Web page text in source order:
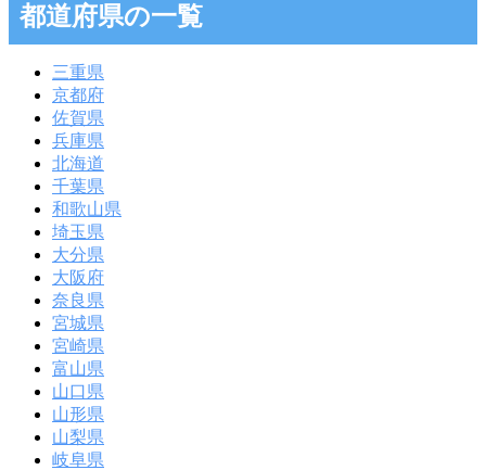
都道府県の一覧
三重県
京都府
佐賀県
兵庫県
北海道
千葉県
和歌山県
埼玉県
大分県
大阪府
奈良県
宮城県
宮崎県
富山県
山口県
山形県
山梨県
岐阜県